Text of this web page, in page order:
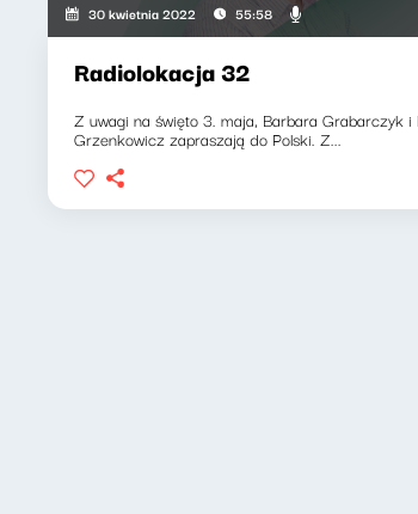
30 kwietnia 2022 55:58
Radiolokacja 32
Z uwagi na święto 3. maja, Barbara Grabarczyk i
Grzenkowicz zapraszają do Polski. Z...